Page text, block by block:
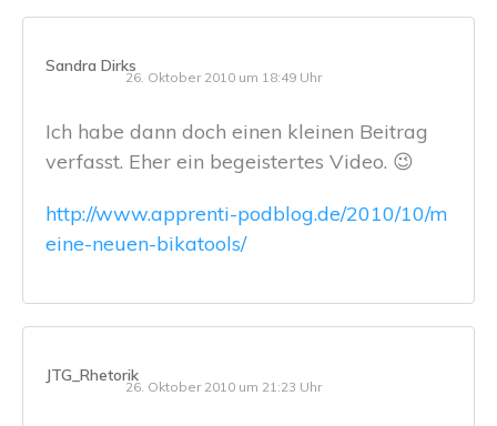
Sandra Dirks
26. Oktober 2010 um 18:49 Uhr
Ich habe dann doch einen kleinen Beitrag
verfasst. Eher ein begeistertes Video. 😉
http://www.apprenti-podblog.de/2010/10/m
eine-neuen-bikatools/
JTG_Rhetorik
26. Oktober 2010 um 21:23 Uhr